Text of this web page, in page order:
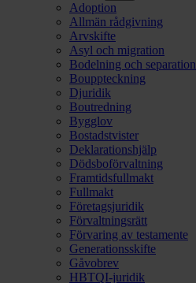
Adoption
Allmän rådgivning
Arvskifte
Asyl och migration
Bodelning och separation
Bouppteckning
Djuridik
Boutredning
Bygglov
Bostadstvister
Deklarationshjälp
Dödsboförvaltning
Framtidsfullmakt
Fullmakt
Företagsjuridik
Förvaltningsrätt
Förvaring av testamente
Generationsskifte
Gåvobrev
HBTQI-juridik